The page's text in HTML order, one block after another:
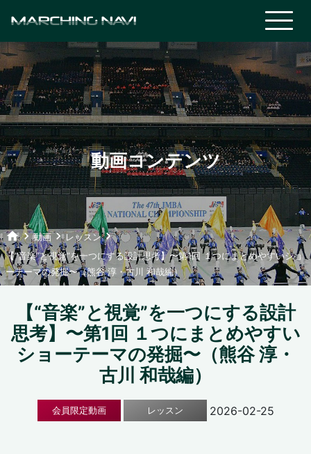
動画コンテンツ
homekeyboard_arrow_right動画keyboard_arrow_rightレッスンkeyboard_arrow_right
【“音楽”と視覚”を一つにする設計思考】〜第1回 １つにまとめやすいショ
ーテーマの発掘〜（熊谷 淳・古川 和哉編）
【“音楽”と視覚”を一つにする設計
思考】〜第1回 １つにまとめやすい
ショーテーマの発掘〜（熊谷 淳・
古川 和哉編）
会員限定動画 レッスン 2026-02-25